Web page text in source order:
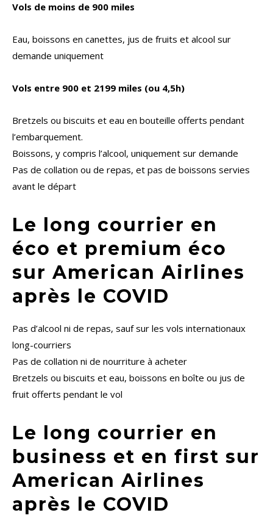
Vols de moins de 900 miles
Eau, boissons en canettes, jus de fruits et alcool sur
demande uniquement
Vols entre 900 et 2199 miles (ou 4,5h)
Bretzels ou biscuits et eau en bouteille offerts pendant
l’embarquement.
Boissons, y compris l’alcool, uniquement sur demande
Pas de collation ou de repas, et pas de boissons servies
avant le départ
Le long courrier en
éco et premium éco
sur American Airlines
après le COVID
Pas d’alcool ni de repas, sauf sur les vols internationaux
long-courriers
Pas de collation ni de nourriture à acheter
Bretzels ou biscuits et eau, boissons en boîte ou jus de
fruit offerts pendant le vol
Le long courrier en
business et en first sur
American Airlines
après le COVID